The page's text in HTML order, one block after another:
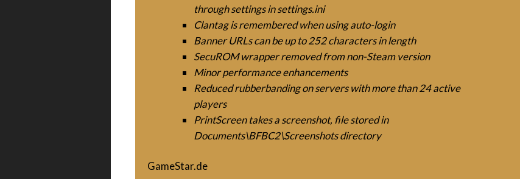
through settings in settings.ini
Clantag is remembered when using auto-login
Banner URLs can be up to 252 characters in length
SecuROM wrapper removed from non-Steam version
Minor performance enhancements
Reduced rubberbanding on servers with more than 24 active
players
PrintScreen takes a screenshot, file stored in
Documents\BFBC2\Screenshots directory
GameStar.de